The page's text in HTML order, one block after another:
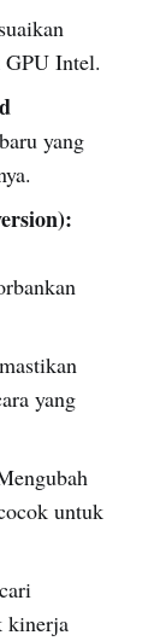
Intel.
yang
yang
untuk
kinerja